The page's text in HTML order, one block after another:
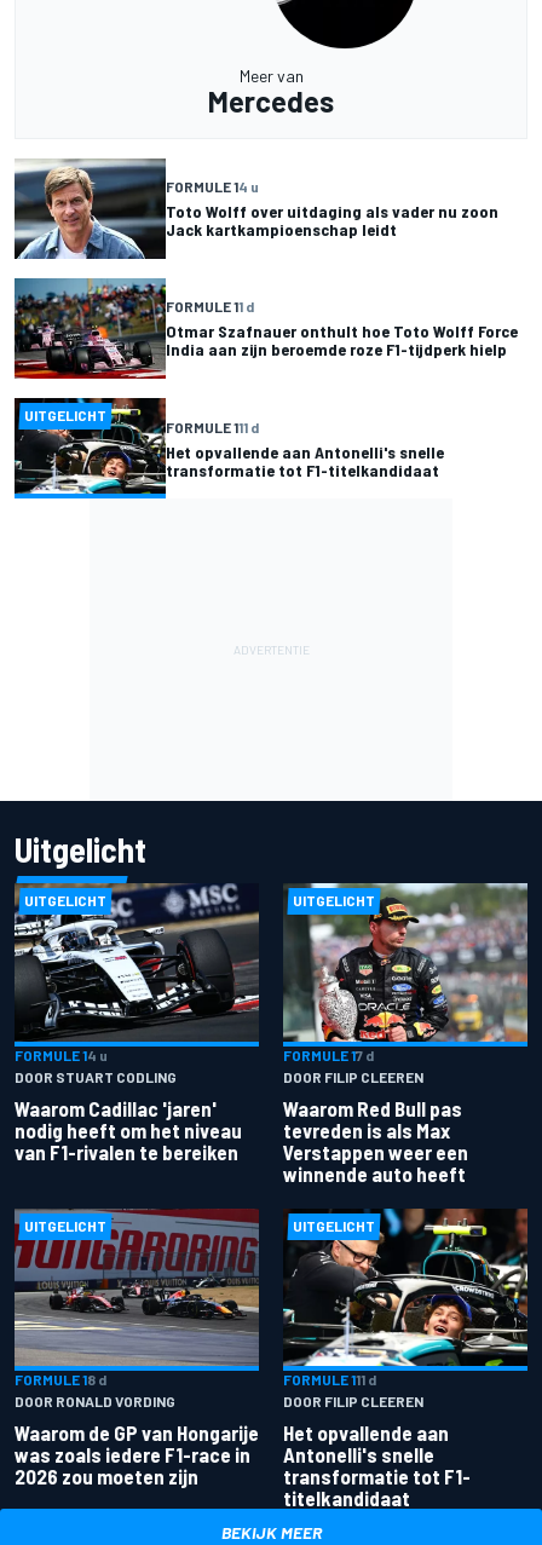
Meer van
Mercedes
FORMULE 14 u
Toto Wolff over uitdaging als vader nu zoon
Jack kartkampioenschap leidt
FORMULE 11 d
Otmar Szafnauer onthult hoe Toto Wolff Force
India aan zijn beroemde roze F1-tijdperk hielp
UITGELICHT
FORMULE 111 d
Het opvallende aan Antonelli's snelle
transformatie tot F1-titelkandidaat
Uitgelicht
UITGELICHT
FORMULE 14 u
DOOR STUART CODLING
Waarom Cadillac 'jaren'
nodig heeft om het niveau
van F1-rivalen te bereiken
UITGELICHT
FORMULE 17 d
DOOR FILIP CLEEREN
Waarom Red Bull pas
tevreden is als Max
Verstappen weer een
winnende auto heeft
UITGELICHT
FORMULE 18 d
DOOR RONALD VORDING
Waarom de GP van Hongarije
was zoals iedere F1-race in
2026 zou moeten zijn
UITGELICHT
FORMULE 111 d
DOOR FILIP CLEEREN
Het opvallende aan
Antonelli's snelle
transformatie tot F1-
titelkandidaat
BEKIJK MEER